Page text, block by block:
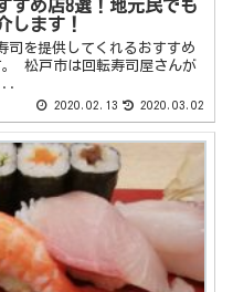
すめ店8選！地元民でも
します！
司を提供してくれるおすすめ
松戸市は回転寿司屋さんが
2020.02.13 2020.03.02